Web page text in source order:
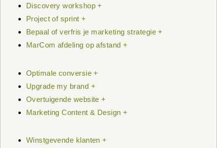
Discovery workshop +
Project of sprint +
Bepaal of verfris je marketing strategie +
MarCom afdeling op afstand +
Optimale conversie +
Upgrade my brand +
Overtuigende website +
Marketing Content & Design +
Winstgevende klanten +